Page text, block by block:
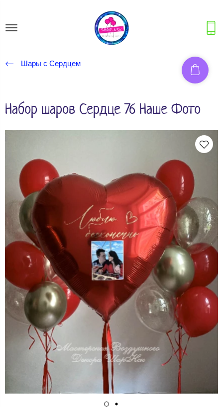
Шары с Сердцем
Набор шаров Сердце 76 Наше Фото